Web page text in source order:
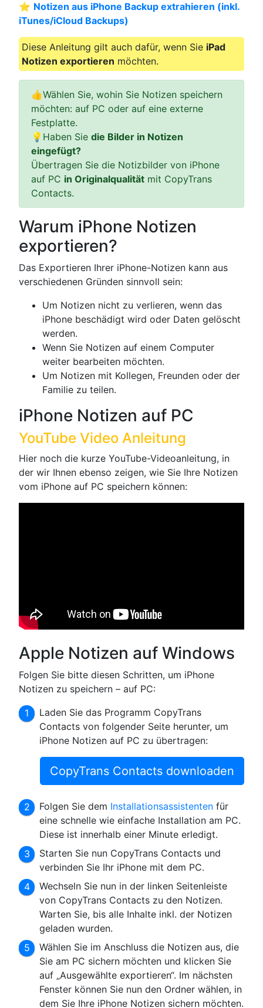
⭐ Notizen aus iPhone Backup extrahieren (inkl.
iTunes/iCloud Backups)
Diese Anleitung gilt auch dafür, wenn Sie iPad
Notizen exportieren möchten.
👍Wählen Sie, wohin Sie Notizen speichern
möchten: auf PC oder auf eine externe
Festplatte.
💡Haben Sie die Bilder in Notizen
eingefügt?
Übertragen Sie die Notizbilder von iPhone
auf PC in Originalqualität mit CopyTrans
Contacts.
Warum iPhone Notizen
exportieren?
Das Exportieren Ihrer iPhone-Notizen kann aus
verschiedenen Gründen sinnvoll sein:
Um Notizen nicht zu verlieren, wenn das
iPhone beschädigt wird oder Daten gelöscht
werden.
Wenn Sie Notizen auf einem Computer
weiter bearbeiten möchten.
Um Notizen mit Kollegen, Freunden oder der
Familie zu teilen.
iPhone Notizen auf PC
YouTube Video Anleitung
Hier noch die kurze YouTube-Videoanleitung, in
der wir Ihnen ebenso zeigen, wie Sie Ihre Notizen
vom iPhone auf PC speichern können:
Apple Notizen auf Windows
Folgen Sie bitte diesen Schritten, um iPhone
Notizen zu speichern – auf PC:
Laden Sie das Programm CopyTrans
Contacts von folgender Seite herunter, um
iPhone Notizen auf PC zu übertragen:
CopyTrans Contacts downloaden
Folgen Sie dem Installationsassistenten für
eine schnelle wie einfache Installation am PC.
Diese ist innerhalb einer Minute erledigt.
Starten Sie nun CopyTrans Contacts und
verbinden Sie Ihr iPhone mit dem PC.
Wechseln Sie nun in der linken Seitenleiste
von CopyTrans Contacts zu den Notizen.
Warten Sie, bis alle Inhalte inkl. der Notizen
geladen wurden.
Wählen Sie im Anschluss die Notizen aus, die
Sie am PC sichern möchten und klicken Sie
auf „Ausgewählte exportieren“. Im nächsten
Fenster können Sie nun den Ordner wählen, in
dem Sie Ihre iPhone Notizen sichern möchten.